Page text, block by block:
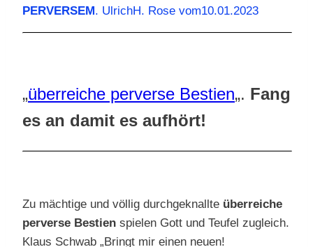
PERVERSEM . UlrichH. Rose vom10.01.2023
„überreiche perverse Bestien„. Fang
es an damit es aufhört!
Zu mächtige und völlig durchgeknallte überreiche
perverse Bestien spielen Gott und Teufel zugleich.
Klaus Schwab „Bringt mir einen neuen!